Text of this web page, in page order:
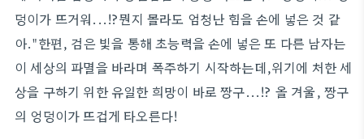
덩이가 뜨거워...!?뭔지 몰라도 엄청난 힘을 손에 넣은 것 같
아."한편, 검은 빛을 통해 초능력을 손에 넣은 또 다른 남자는
이 세상의 파멸을 바라며 폭주하기 시작하는데,위기에 처한 세
상을 구하기 위한 유일한 희망이 바로 짱구...!? 올 겨울, 짱구
의 엉덩이가 뜨겁게 타오른다!